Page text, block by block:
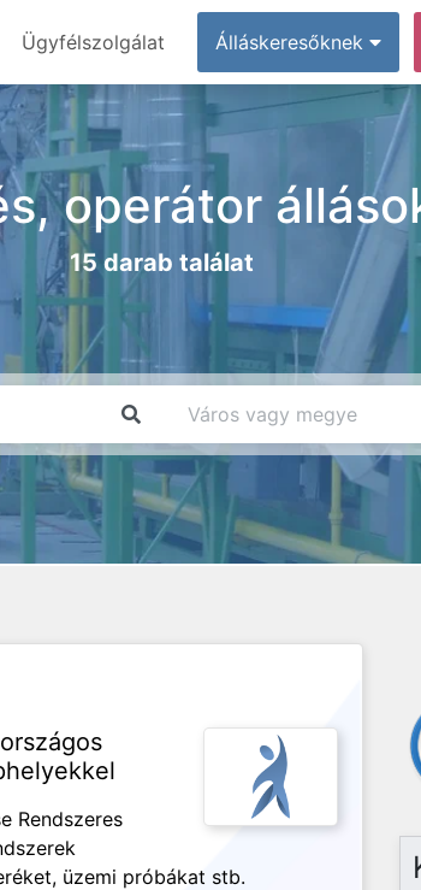
Ügyfélszolgálat Álláskeresőknek
operátor
15 darab találat
Rendszeres
üzemi próbákat stb.